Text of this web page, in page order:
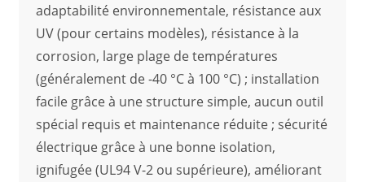
adaptabilité environnementale, résistance aux
UV (pour certains modèles), résistance à la
corrosion, large plage de températures
(généralement de -40 °C à 100 °C) ; installation
facile grâce à une structure simple, aucun outil
spécial requis et maintenance réduite ; sécurité
électrique grâce à une bonne isolation,
ignifugée (UL94 V-2 ou supérieure), améliorant